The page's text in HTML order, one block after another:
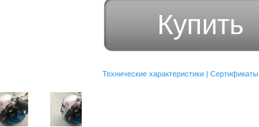
Купить
Технические характеристики | Сертификаты